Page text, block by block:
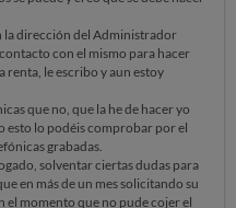
a la Administración Concursal
a saldos bancarios, extractos,
y situación hipotecaria. En esas
existente con el acreedor
siendo extraordinariamente
una vía clara de
emitido por la Administración
y las posibles
conversaciones para intentar
que le permitieran
la dirección del Administrador
con el mismo para hacer
renta, le escribo y aun estoy
que no, que la he de hacer yo
esto lo podéis comprobar por el
grabadas.
solventar ciertas dudas para
en más de un mes solicitando su
el momento que no pude cojer el